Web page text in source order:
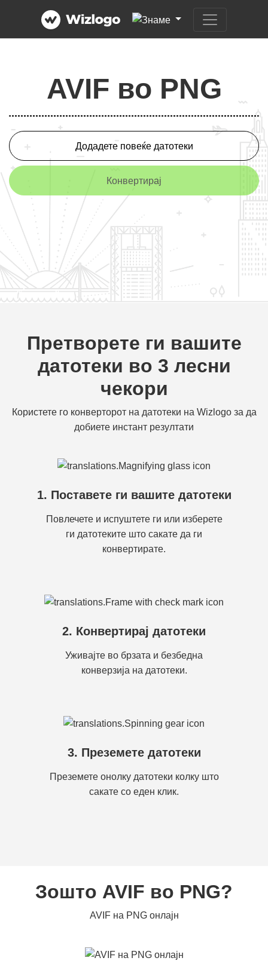
AVIF во PNG
Додадете повеќе датотеки
Конвертирај
Претворете ги вашите
датотеки во 3 лесни
чекори
Користете го конверторот на датотеки на Wizlogo за да
добиете инстант резултати
1. Поставете ги вашите датотеки
Повлечете и испуштете ги или изберете
ги датотеките што сакате да ги
конвертирате.
2. Конвертирај датотеки
Уживајте во брзата и безбедна
конверзија на датотеки.
3. Преземете датотеки
Преземете онолку датотеки колку што
сакате со еден клик.
Зошто AVIF во PNG?
AVIF на PNG онлајн